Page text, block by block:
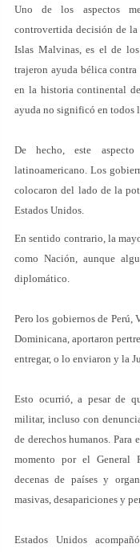
Uno de los aspectos
controvertida decisión de
Islas Malvinas, es el de
trajeron ayuda bélica
en la historia continental
ayuda no significó en todos
De hecho, este
latinoamericano. Los
colocaron del lado de la
Estados Unidos.
En sentido contrario, la
como Nación, aunque
diplomático.
Pero los gobiernos de Perú,
Dominicana, aportaron
entregar, o lo enviaron y la
Esto ocurrió, a pesar de
militar, incluso con
de derechos humanos.
momento por el General
decenas de países y
masivas, desapariciones y
Estados Unidos